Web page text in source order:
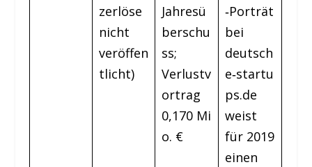
zerlöse
nicht
veröffen
tlicht)
Jahresü
berschu
ss;
Verlustv
ortrag
0,170 Mi
o. €
‑Porträt
bei
deutsch
e‑startu
ps.de
weist
für 2019
einen